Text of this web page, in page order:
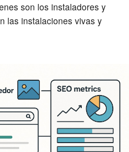
son los instaladores y
las instalaciones vivas y